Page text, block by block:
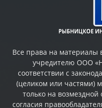
Все права на материалы
учредителю ООО
соответствии с
(целиком или частями)
только на
согласия